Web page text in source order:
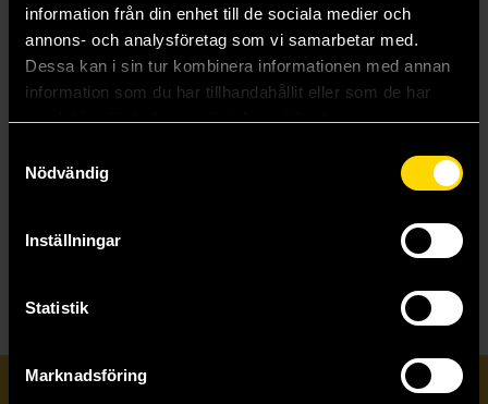
information från din enhet till de sociala medier och
annons- och analysföretag som vi samarbetar med.
Dessa kan i sin tur kombinera informationen med annan
information som du har tillhandahållit eller som de har
samlat in när du har använt deras tjänster.
Nödvändig
Inställningar
Statistik
Marknadsföring
Groundwork of Evangelion: 2.0 - You Can (Not) Advance 02 (Japansk)
Neon Genesis Evangelion
Läs mer